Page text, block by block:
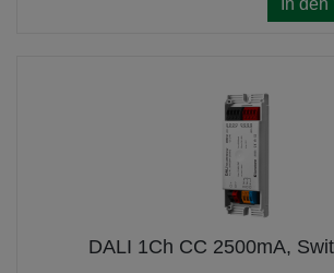
In
DALI 1Ch CC 2500mA,